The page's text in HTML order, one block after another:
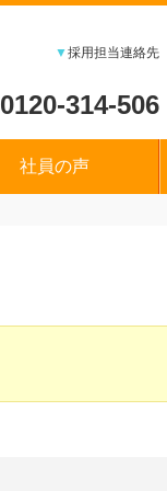
▼採用担当連絡先
0120-314-506
社員の声